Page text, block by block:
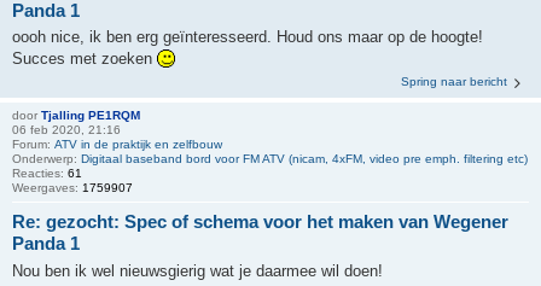
Panda 1
oooh nice, ik ben erg geïnteresseerd. Houd ons maar op de hoogte!
Succes met zoeken
Spring naar bericht
door Tjalling PE1RQM
06 feb 2020, 21:16
Forum: ATV in de praktijk en zelfbouw
Onderwerp: Digitaal baseband bord voor FM ATV (nicam, 4xFM, video pre emph. filtering etc)
Reacties: 61
Weergaves: 1759907
Re: gezocht: Spec of schema voor het maken van Wegener
Panda 1
Nou ben ik wel nieuwsgierig wat je daarmee wil doen!